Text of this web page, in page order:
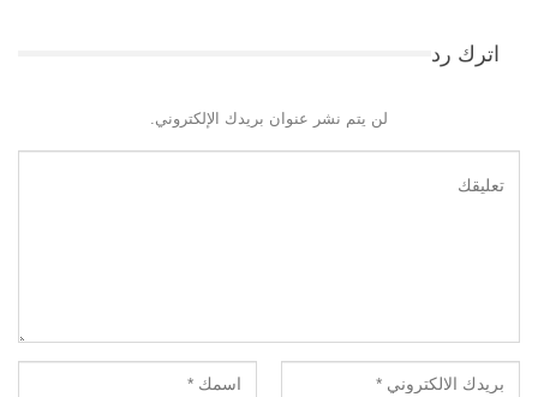
اترك رد
لن يتم نشر عنوان بريدك الإلكتروني.